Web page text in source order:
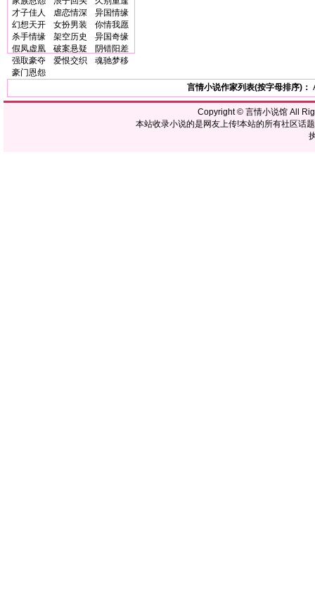
才子佳人
虐恋情深
异国情缘
幻想天开
女扮男装
你情我愿
杀手情缘
架空历史
异国奇缘
假凤虚凰
破案悬疑
阴错阳差
强取豪夺
爱恨交织
魂驰梦移
豪门恩怨
言情小说作家列表(按字母排序)：
Copyright © 言情小说馆All
本站收录小说的是网友上传!本站的所有社区话